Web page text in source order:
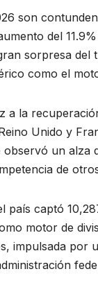
son
del
sorpresa
como el
a la
Unido y
observó un
de
país captó
motor de
impulsada por